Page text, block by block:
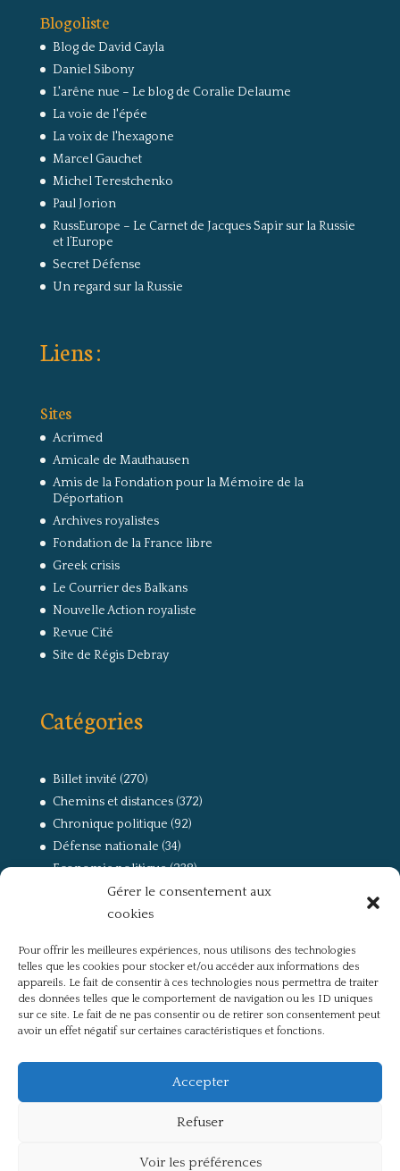
Gérer le consentement aux
cookies
Pour offrir les meilleures expériences, nous utilisons des technologies
telles que les cookies pour stocker et/ou accéder aux informations des
appareils. Le fait de consentir à ces technologies nous permettra de traiter
des données telles que le comportement de navigation ou les ID uniques
sur ce site. Le fait de ne pas consentir ou de retirer son consentement peut
avoir un effet négatif sur certaines caractéristiques et fonctions.
Accepter
Refuser
Voir les préférences
Blogoliste
Blog de David Cayla
Daniel Sibony
L'arêne nue – Le blog de Coralie Delaume
La voie de l'épée
La voix de l'hexagone
Marcel Gauchet
Michel Terestchenko
Paul Jorion
RussEurope – Le Carnet de Jacques Sapir sur la Russie
et l’Europe
Secret Défense
Un regard sur la Russie
Liens :
Sites
Acrimed
Amicale de Mauthausen
Amis de la Fondation pour la Mémoire de la
Déportation
Archives royalistes
Fondation de la France libre
Greek crisis
Le Courrier des Balkans
Nouvelle Action royaliste
Revue Cité
Site de Régis Debray
Catégories
Billet invité (270)
Chemins et distances(372)
Chronique politique (92)
Défense nationale (34)
Economie politique(238)
(168)
La guerre, la Résistance et la Déportation
Non classé(42)
Partis politiques, intelligentsia, médias(750)
Présentation(4)
Références(57)